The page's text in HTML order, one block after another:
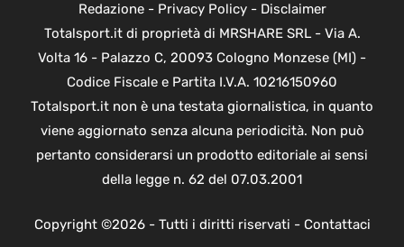
Redazione- Privacy Policy- Disclaimer
Totalsport.it di proprietà di MRSHARE SRL - Via A.
Volta 16 - Palazzo C, 20093 Cologno Monzese (MI) -
Codice Fiscale e Partita I.V.A. 10216150960
Totalsport.it non è una testata giornalistica, in quanto
viene aggiornato senza alcuna periodicità. Non può
pertanto considerarsi un prodotto editoriale ai sensi
della legge n. 62 del 07.03.2001
Copyright ©2026 - Tutti i diritti riservati - Contattaci